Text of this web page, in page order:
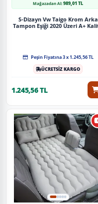
Mağazadan Al:989,01 TL
S-Dizayn Vw Taigo Krom Arka
Tampon Eşiği 2020 Üzeri A+
Peşin Fiyatına 3 x 1.245,56 TL
ÜCRETSİZ KARGO
1.245,56 TL